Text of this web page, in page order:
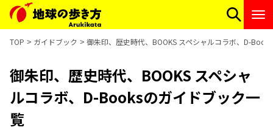
TOP ガイドブック 御朱印、歴史時代、BOOKS スペシャルコラボ、D-
御朱印、歴史時代、BOOKS スペシャ
ルコラボ、D-Booksのガイドブック一
覧